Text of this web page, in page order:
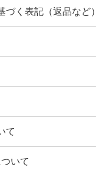
づく表記（返品など）
て
いて